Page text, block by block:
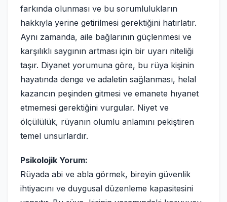
farkında olunması ve bu sorumlulukların
hakkıyla yerine getirilmesi gerektiğini hatırlatır.
Aynı zamanda, aile bağlarının güçlenmesi ve
karşılıklı saygının artması için bir uyarı niteliği
taşır. Diyanet yorumuna göre, bu rüya kişinin
hayatında denge ve adaletin sağlanması, helal
kazancın peşinden gitmesi ve emanete hıyanet
etmemesi gerektiğini vurgular. Niyet ve
ölçülülük, rüyanın olumlu anlamını pekiştiren
temel unsurlardır.
Psikolojik Yorum:
Rüyada abi ve abla görmek, bireyin güvenlik
ihtiyacını ve duygusal düzenleme kapasitesini